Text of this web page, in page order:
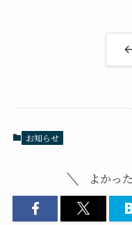
お知らせ
よかっ